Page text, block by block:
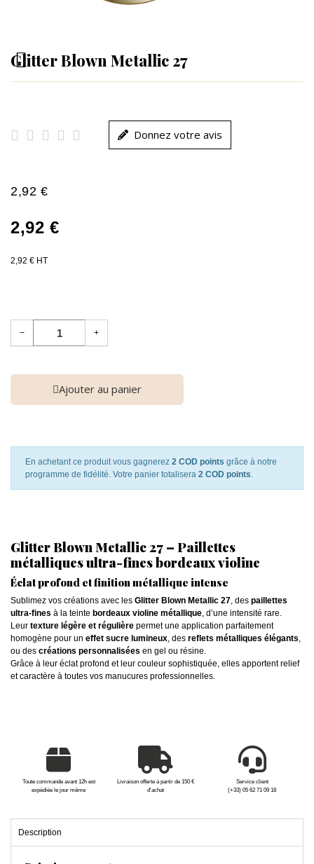
Glitter Blown Metallic 27
     Donnez votre avis
2,92 €
2,92 €
2,92 € HT
− +
Ajouter au panier
En achetant ce produit vous gagnerez 2 COD points grâce à notre
programme de fidélité. Votre panier totalisera 2 COD points.
Glitter Blown Metallic 27 – Paillettes
métalliques ultra-fines bordeaux violine
Éclat profond et finition métallique intense
Sublimez vos créations avec les Glitter Blown Metallic 27, des paillettes
ultra-fines à la teinte bordeaux violine métallique, d’une intensité rare.
Leur texture légère et régulière permet une application parfaitement
homogène pour un effet sucre lumineux, des reflets métalliques élégants,
ou des créations personnalisées en gel ou résine.
Grâce à leur éclat profond et leur couleur sophistiquée, elles apportent relief
et caractère à toutes vos manucures professionnelles.
Toute commande avant 12h est
expédiée le jour même
Livraison offerte à partir de 150 €
d'achat
Service client
(+33) 05 62 71 09 18
Description